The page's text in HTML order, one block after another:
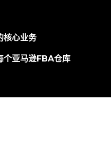
核心业务
个亚马逊FBA仓库